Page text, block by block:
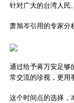
针对广大的台湾人民。
萧旭岑引用的专家分
通过给予蒋万安足够
常交流的珍视，更用
这个时间点的选择，